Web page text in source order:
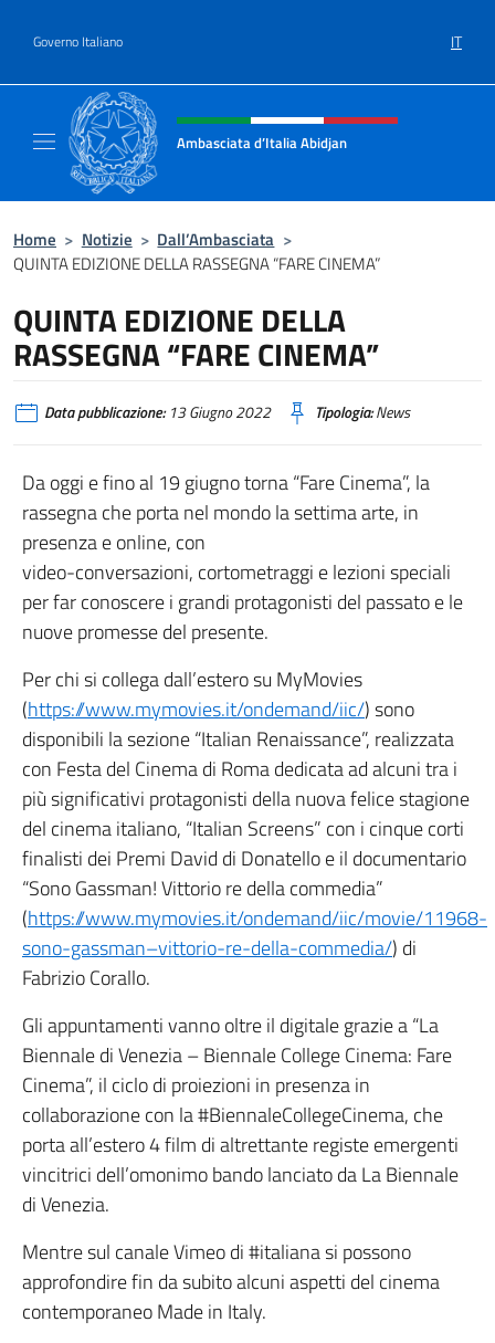
Governo Italiano IT
Intestazione sito, social e menù
Ambasciata d’Italia Abidjan
Home > Notizie > Dall’Ambasciata >
QUINTA EDIZIONE DELLA RASSEGNA “FARE CINEMA”
QUINTA EDIZIONE DELLA
RASSEGNA “FARE CINEMA”
Data pubblicazione:13 Giugno 2022 Tipologia:News
Da oggi e fino al 19 giugno torna “Fare Cinema”, la
rassegna che porta nel mondo la settima arte, in
presenza e online, con
video-conversazioni, cortometraggi e lezioni speciali
per far conoscere i grandi protagonisti del passato e le
nuove promesse del presente.
Per chi si collega dall’estero su MyMovies
(https://www.mymovies.it/ondemand/iic/) sono
disponibili la sezione “Italian Renaissance”, realizzata
con Festa del Cinema di Roma dedicata ad alcuni tra i
più significativi protagonisti della nuova felice stagione
del cinema italiano, “Italian Screens” con i cinque corti
finalisti dei Premi David di Donatello e il documentario
“Sono Gassman! Vittorio re della commedia”
(https://www.mymovies.it/ondemand/iic/movie/11968-
sono-gassman–vittorio-re-della-commedia/) di
Fabrizio Corallo.
Gli appuntamenti vanno oltre il digitale grazie a “La
Biennale di Venezia – Biennale College Cinema: Fare
Cinema”, il ciclo di proiezioni in presenza in
collaborazione con la #BiennaleCollegeCinema, che
porta all’estero 4 film di altrettante registe emergenti
vincitrici dell’omonimo bando lanciato da La Biennale
di Venezia.
Mentre sul canale Vimeo di #italiana si possono
approfondire fin da subito alcuni aspetti del cinema
contemporaneo Made in Italy.